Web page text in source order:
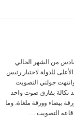
من الشهر الحالي
للمجلس الأعلى للدولة لاختيار رئيس
139 عضوًا. وانتهت جولتي التصويت
تكالة بفارق صوت واحد
ورقة بيضاء وورقة ملغاة، وما
قاعة التصويت …